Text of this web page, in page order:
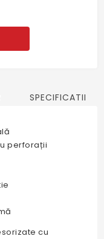
SPECIFICATII
perforații
cu